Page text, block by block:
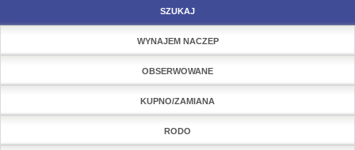
SZUKAJ
WYNAJEM NACZEP
OBSERWOWANE
KUPNO/ZAMIANA
RODO